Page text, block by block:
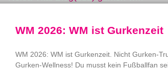
WM 2026: WM ist Gurkenzeit
WM 2026: WM ist Gurkenzeit. Nicht Gurken-
Gurken-Wellness! Du musst kein Fußballfan